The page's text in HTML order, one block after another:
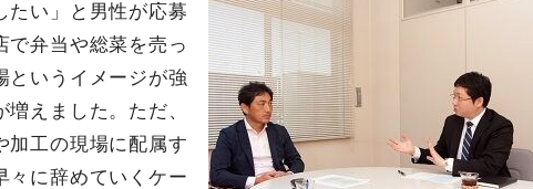
たい」と男性が応募
で弁当や総菜を売っ
というイメージが強
えました。ただ、
加工の現場に配属す
々に辞めていくケー